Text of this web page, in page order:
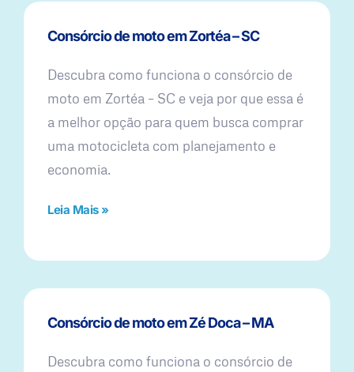
Consórcio de moto em Zortéa – SC
Descubra como funciona o consórcio de
moto em Zortéa – SC e veja por que essa é
a melhor opção para quem busca comprar
uma motocicleta com planejamento e
economia.
Leia Mais »
Consórcio de moto em Zé Doca – MA
Descubra como funciona o consórcio de